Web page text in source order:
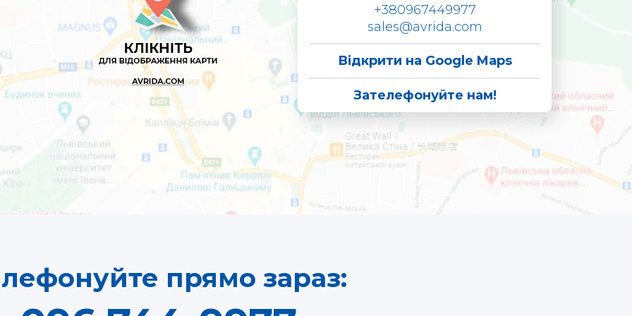
+380967449977
sales@avrida.com
Відкрити на Google Maps
Зателефонуйте нам!
прямо зараз: